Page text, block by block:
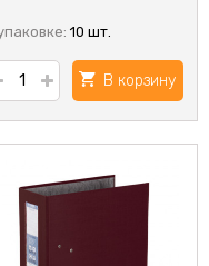
10 шт.
В корзину